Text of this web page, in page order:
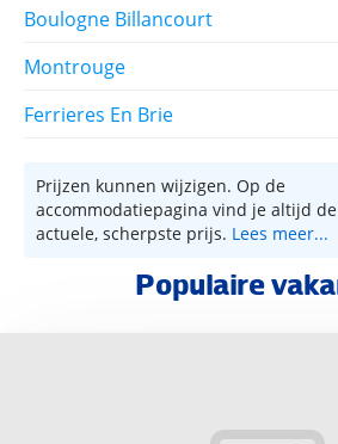
Boulogne Billancourt
Montrouge
Ferrieres En Brie
Prijzen kunnen wijzigen. Op de
accommodatiepagina vind je altijd
actuele, scherpste prijs. Lees meer...
Populaire